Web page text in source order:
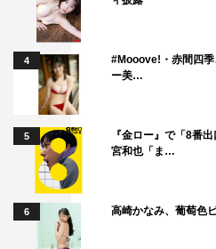
そして、ドラマの収録開始を
影では、目の前の現実の風景
に舞い降り、物語がありあり
ることを心がけました。この
動が少しでも伝わったらうれし
番組情報
2021年度後期連続テレビ小説
『カムカムエヴリバディ』
NHK総合ほか
4
#Mooove!・赤間四
ー美…
5
『金ロー』で「8番
宮和也「ま…
6 高崎かなみ、葡萄色